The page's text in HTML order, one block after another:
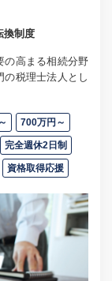
換制度
高まる相続分野
税理士法人とし
700万円～
完全週休2日制
資格取得応援